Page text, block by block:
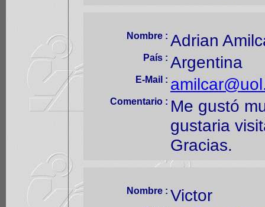
Nombre : Adrian
País : Argentina
E-Mail :
Comentario : Me gustó
gustaria
Gracias.
Nombre : Victor